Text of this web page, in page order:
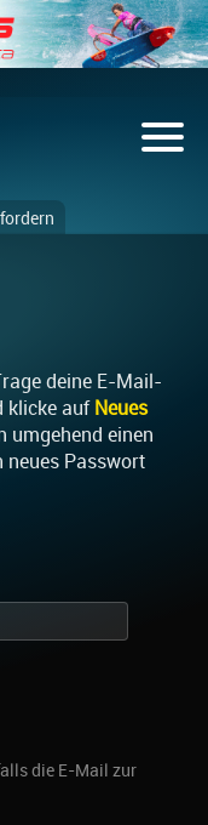
deine E-Mail-
klicke auf Neues
umgehend einen
neues Passwort
die E-Mail zur